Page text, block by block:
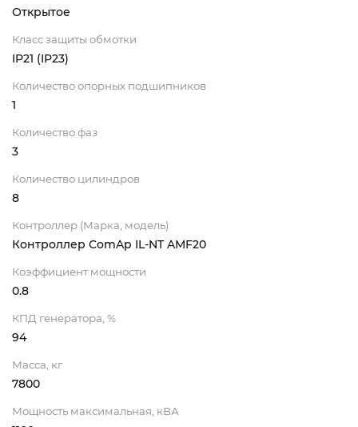
Открытое
Класс защиты обмотки
IP21 (IP23)
Количество опорных подшипников
1
Количество фаз
3
Количество цилиндров
8
Контроллер (Марка, модель)
Контроллер ComAp IL-NT AMF20
Коэффициент мощности
0.8
КПД генератора, %
94
Масса, кг
7800
Мощность максимальная, кВА